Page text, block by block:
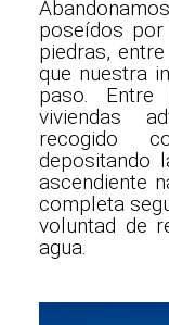
poseídos
piedras,
que nuestra
paso.
viviendas
recogido
depositando
ascendiente
completa
voluntad de
agua.